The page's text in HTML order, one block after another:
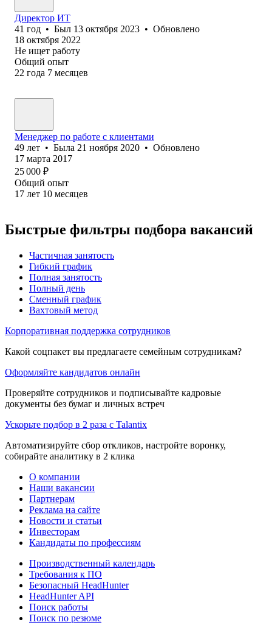
Директор ИТ
41 год • Был 13 октября 2023 • Обновлено
18 октября 2022
Не ищет работу
Общий опыт
22 года 7 месяцев
Менеджер по работе с клиентами
49 лет • Была 21 ноября 2020 • Обновлено
17 марта 2017
25 000 ₽
Общий опыт
17 лет 10 месяцев
Быстрые фильтры подбора вакансий
Частичная занятость
Гибкий график
Полная занятость
Полный день
Сменный график
Вахтовый метод
Корпоративная поддержка сотрудников
Какой соцпакет вы предлагаете семейным сотрудникам?
Оформляйте кандидатов онлайн
Проверяйте сотрудников и подписывайте кадровые
документы без бумаг и личных встреч
Ускорьте подбор в 2 раза с Talantix
Автоматизируйте сбор откликов, настройте воронку,
собирайте аналитику в 2 клика
О компании
Наши вакансии
Партнерам
Реклама на сайте
Новости и статьи
Инвесторам
Кандидаты по профессиям
Производственный календарь
Требования к ПО
Безопасный HeadHunter
HeadHunter API
Поиск работы
Поиск по резюме